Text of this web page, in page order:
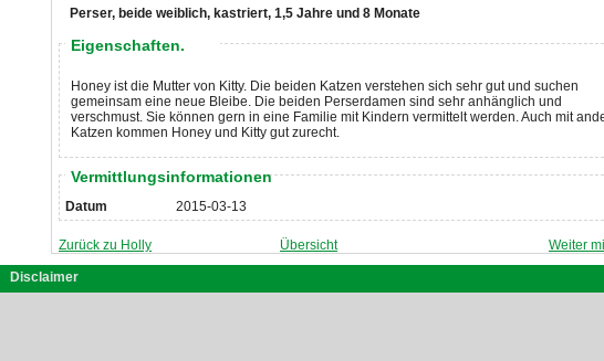
Perser, beide weiblich, kastriert, 1,5 Jahre und 8 Monate
Eigenschaften.
Honey ist die Mutter von Kitty. Die beiden Katzen verstehen sich sehr gut und suchen
gemeinsam eine neue Bleibe. Die beiden Perserdamen sind sehr anhänglich und
verschmust. Sie können gern in eine Familie mit Kindern vermittelt werden. Auch mit
Katzen kommen Honey und Kitty gut zurecht.
Vermittlungsinformationen
Datum 2015-03-13
Zurück zu Holly Übersicht Weiter
Disclaimer